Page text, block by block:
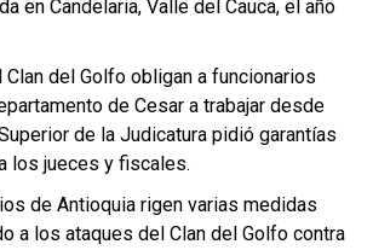
en Candelaria, Valle del Cauca, el año
del Golfo obligan a funcionarios
de Cesar a trabajar desde
de la Judicatura pidió garantías
los jueces y fiscales.
de Antioquia rigen varias medidas
a los ataques del Clan del Golfo contra